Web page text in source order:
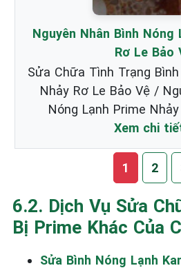
Nguyên Nhân Bình Nóng
Rơ Le Bảo
Sửa Chữa Tình Trạng
Nhảy Rơ Le Bảo Vệ /
Nóng Lạnh Prime
Xem chi
1 2
6.2. Dịch Vụ Sửa
Bị Prime Khác Của
Sửa Bình Nóng Lạnh